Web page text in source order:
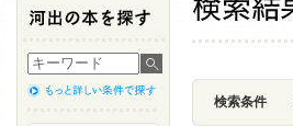
検索条件